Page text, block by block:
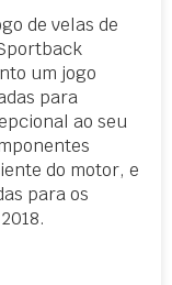
de velas de
um jogo
para
ao seu
do motor, e
para os